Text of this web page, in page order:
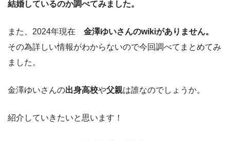
結婚しているのか調べてみました。
また、2024年現在 金澤ゆいさんのwikiがありません。
その為詳しい情報がわからないので今回調べてまとめてみ
ました。
金澤ゆいさんの出身高校や父親は誰なのでしょうか。
紹介していきたいと思います！